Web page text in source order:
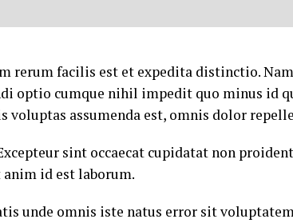
rerum facilis est et expedita distinctio.
optio cumque nihil impedit quo minus id
voluptas assumenda est, omnis dolor
sint occaecat cupidatat non
id est laborum.
unde omnis iste natus error sit